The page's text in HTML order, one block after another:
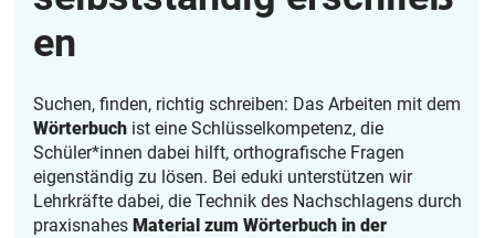
en
Suchen, finden, richtig schreiben: Das Arbeiten mit dem
Wörterbuch ist eine Schlüsselkompetenz, die
Schüler*innen dabei hilft, orthografische Fragen
eigenständig zu lösen. Bei eduki unterstützen wir
Lehrkräfte dabei, die Technik des Nachschlagens durch
praxisnahes Material zum Wörterbuch in der